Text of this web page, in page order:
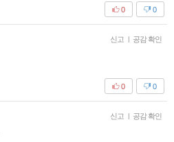
0
0
신고 | 공감 확인
0
0
신고 | 공감 확인